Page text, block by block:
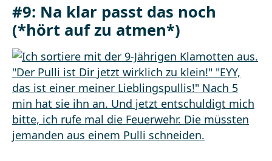
#9: Na klar passt das noch
(*hört auf zu atmen*)